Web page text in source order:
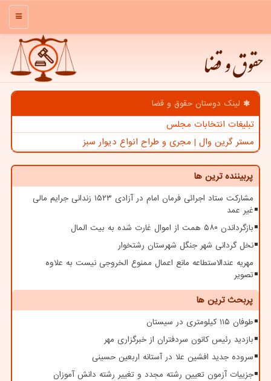
منو
حقوق و قضا
لینک دوستان حقوق و قضا
تبلیغات انتخابات مجلس
مستر گرین وال | مجری و طراح انواع دیوار سبز
پربیننده ترین ها
مشارکت ستاد اجرائی فرمان امام در آزادی ۱۵۲۳ زندانی جرایم مالی
غیر عمد
بازگرداندن ۵۸۰ همت از اموال غارت شده به بیت المال
نخل گردانی شهر جنگل شهرستان رشتخوار
مهریه عندالاستطاعه مانع اعمال ممنوع الخروجی نیست به علاوه
تصویر
پربحث ترین ها
طوفان ۱۱۵ کیلومتری در سیستان
بازدید رئیس کانون سردفتران از خبرگزاری مهر
سروده جدید افشین علا در آستانه اربعین حسینی
جزییات آزمون تعیین رشته مجدد و تغییر رشته دانش آموزان